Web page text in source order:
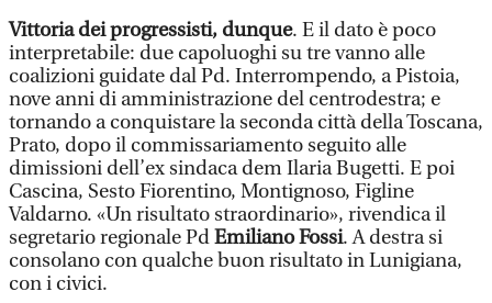
Vittoria dei progressisti, dunque. E il dato è poco
interpretabile: due capoluoghi su tre vanno alle
coalizioni guidate dal Pd. Interrompendo, a Pistoia,
nove anni di amministrazione del centrodestra; e
tornando a conquistare la seconda città della Toscana,
Prato, dopo il commissariamento seguito alle
dimissioni dell’ex sindaca dem Ilaria Bugetti. E poi
Cascina, Sesto Fiorentino, Montignoso, Figline
Valdarno. «Un risultato straordinario», rivendica il
segretario regionale PdEmiliano Fossi. A destra si
consolano con qualche buon risultato in Lunigiana,
con i civici.